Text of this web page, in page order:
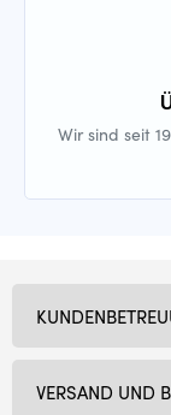
Wir sind seit
VERSAND UND